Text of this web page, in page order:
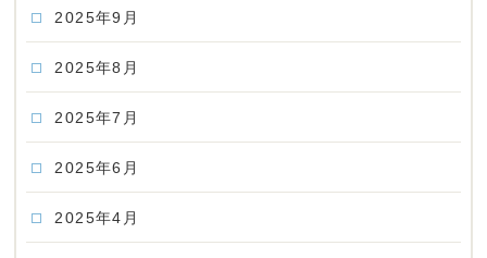
2025年9月
2025年8月
2025年7月
2025年6月
2025年4月